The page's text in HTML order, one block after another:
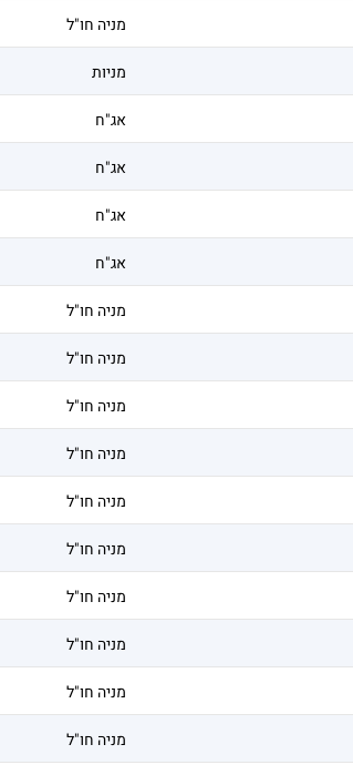
מניה חו"ל
מניות
אג"ח
אג"ח
אג"ח
אג"ח
מניה חו"ל
מניה חו"ל
מניה חו"ל
מניה חו"ל
מניה חו"ל
מניה חו"ל
מניה חו"ל
מניה חו"ל
מניה חו"ל
מניה חו"ל